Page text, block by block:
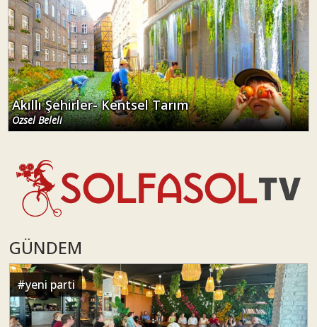
Akıllı Şehirler- Kentsel Tarım
Özsel Beleli
GÜNDEM
#yeni parti